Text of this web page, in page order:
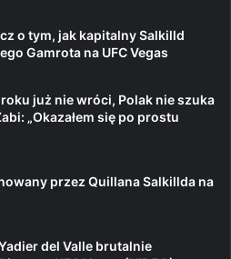
o tym, jak kapitalny Salkilld
Gamrota na UFC Vegas
już nie wróci, Polak nie szuka
„Okazałem się po prostu
przez Quillana Salkillda na
del Valle brutalnie